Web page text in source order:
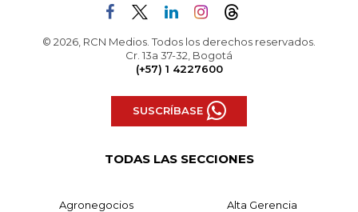
© 2026, RCN Medios. Todos los derechos reservados.
Cr. 13a 37-32, Bogotá
(+57) 1 4227600
SUSCRÍBASE
TODAS LAS SECCIONES
Agronegocios Alta Gerencia